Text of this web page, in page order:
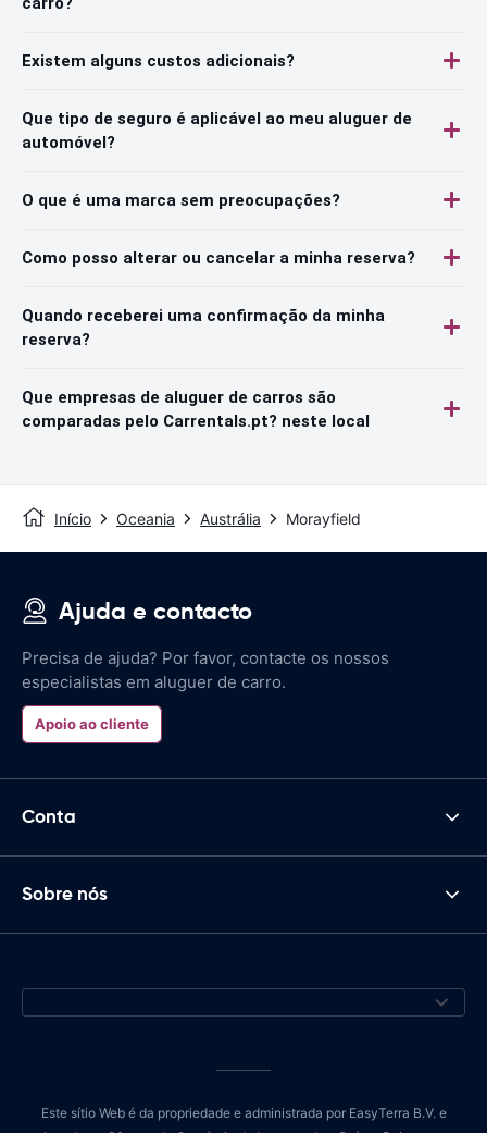
Existem alguns custos adicionais?
Que tipo de seguro é aplicável ao meu aluguer de
automóvel?
O que é uma marca sem preocupações?
Como posso alterar ou cancelar a minha reserva?
Quando receberei uma confirmação da minha
reserva?
Que empresas de aluguer de carros são
comparadas pelo Carrentals.pt? neste local
Início Oceania Austrália Morayfield
Ajuda e contacto
Precisa de ajuda? Por favor, contacte os nossos
especialistas em aluguer de carro.
Apoio ao cliente
Conta
Sobre nós
Este sítio Web é da propriedade e administrada por EasyTerra B.V. e